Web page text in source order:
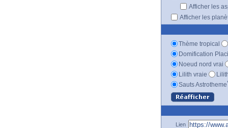
Afficher les
Afficher les
Thème tropical
Domification
Noeud nord vrai
Lilith vraie
Sauts Astrotheme
Lien